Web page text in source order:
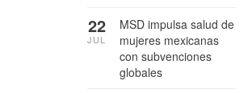
MSD impulsa salud de
mujeres mexicanas
con subvenciones
globales
22
JUL